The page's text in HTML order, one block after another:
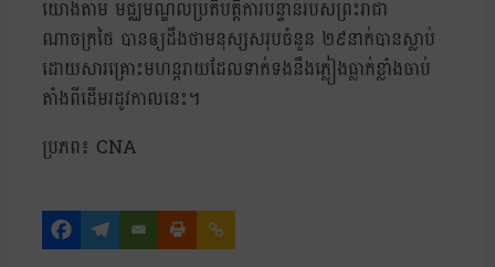
យោងតាម មជ្ឈមណ្ឌលប្រតិបត្តិការបន្ទាន់របស់ព្រះរាជា
ណាចក្រថៃ បានឲ្យដឹងថាមនុស្សសរុបចំនួន ២៩នាក់បានស្លាប់
ដោយសារគ្រោះមហន្តរាយដែលទាក់ទងនឹងភ្លៀងធ្លាក់ខ្លាំងចាប់
តាំងពីដើមរដូវកាលនេះ។
ប្រភព៖ CNA